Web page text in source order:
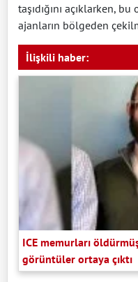
taşıdığını açıklarken,
ajanların bölgeden
İlişkili haber:
ICE memurları
görüntüler ortaya çıktı